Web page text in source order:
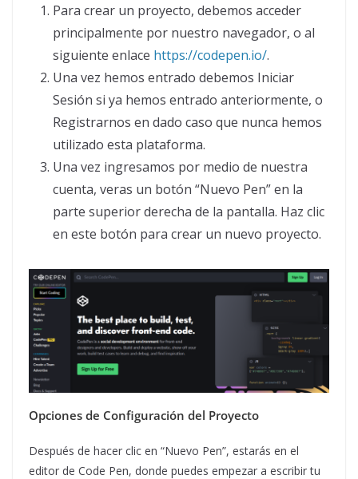
Para crear un proyecto, debemos acceder
principalmente por nuestro navegador, o al
siguiente enlace https://codepen.io/.
Una vez hemos entrado debemos Iniciar
Sesión si ya hemos entrado anteriormente, o
Registrarnos en dado caso que nunca hemos
utilizado esta plataforma.
Una vez ingresamos por medio de nuestra
cuenta, veras un botón “Nuevo Pen” en la
parte superior derecha de la pantalla. Haz clic
en este botón para crear un nuevo proyecto.
Opciones de Configuración del Proyecto
Después de hacer clic en “Nuevo Pen”, estarás en el
editor de Code Pen, donde puedes empezar a escribir tu